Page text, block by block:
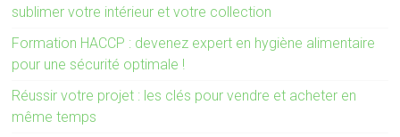
sublimer votre intérieur et votre collection
Formation HACCP : devenez expert en hygiène alimentaire
pour une sécurité optimale !
Réussir votre projet : les clés pour vendre et acheter en
même temps